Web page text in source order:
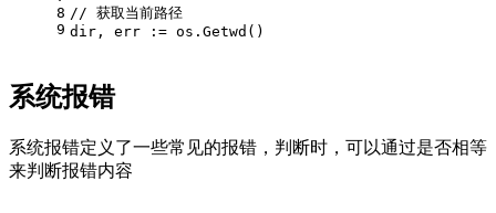
8
9
// 获取当前路径
dir, err := os.Getwd()
系统报错
系统报错定义了一些常见的报错，判断时，可以通过是否相等
来判断报错内容